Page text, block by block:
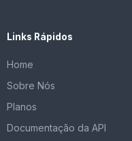
Links Rápidos
Home
Sobre Nós
Planos
Documentação da API